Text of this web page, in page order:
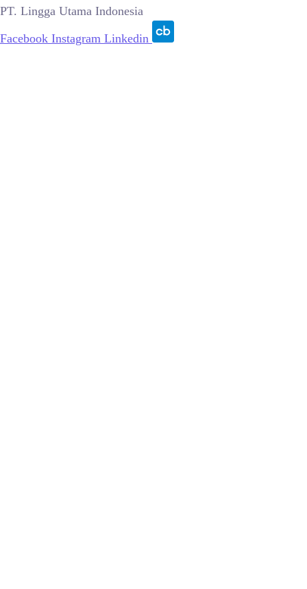
PT. Lingga Utama Indonesia
Facebook Instagram Linkedin